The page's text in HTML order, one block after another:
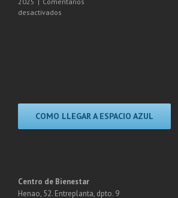
Agenda
COMO LLEGAR A ESPACIO AZUL
Centro de Bienestar
Henao, 52. Entreplanta, dpto. 9